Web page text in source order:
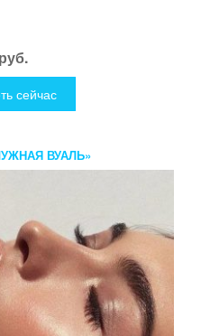
сейчас
ВУАЛЬ»